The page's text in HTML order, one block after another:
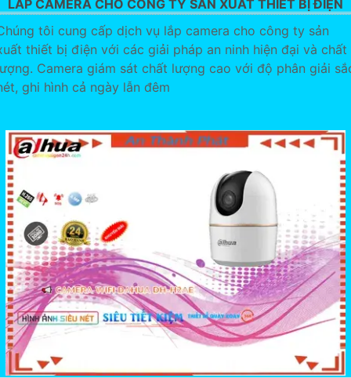
LẮP CAMERA CHO CÔNG TY SẢN XUẤT THIẾT BỊ ĐIỆN
tôi cung cấp dịch vụ lắp camera cho công ty sản
thiết bị điện với các giải pháp an ninh hiện đại và chất
Camera giám sát chất lượng cao với độ phân giải
ghi hình cả ngày lẫn đêm